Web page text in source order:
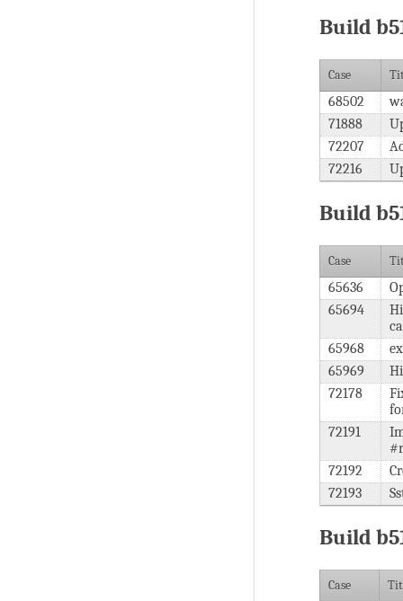
Build
Case
68502
71888
72207
72216
Build
Case
65636
65694
65968
65969
72178
72191
72192
72193
Build
Case